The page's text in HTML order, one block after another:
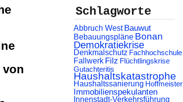
von
Schlagworte
Abbruch West Bauwut
Bebauungspläne Bonan
Demokratiekrise
Denkmalschutz Fachhochschule
Fallwerk Filz Flüchtlingskrise
Gutachteritis
Haushaltskatastrophe
Haushaltssanierung Hoffmeister
Immobilienspekulanten
Innenstadt-Verkehrsführung